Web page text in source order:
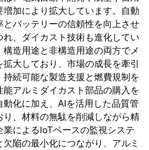
加により拡大しています。自動
バッテリーの信頼性を向上させ
、ダイカスト技術も進化してい
造用途と非構造用途の両方でメ
大しており、市場の成長を牽引
続可能な製造支援と燃費規制を
アルミダイカスト部品の購入を
化に加え、AIを活用した品質管
、材料の無駄を削減しながら精
によるIoTベースの監視システ
陥の最小化につながり、アルミ